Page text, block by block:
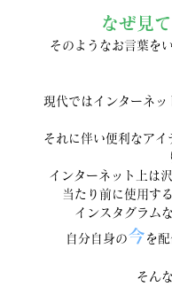
なぜ見
そのようなお言葉を
現代ではインターネッ
それに伴い便利なア
インターネット上は
当たり前に使用す
インスタグラム
自分自身の今 を
そん